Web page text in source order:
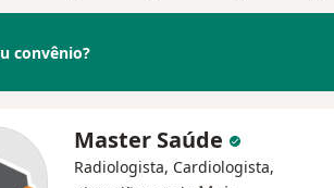
convênio?
Master Saúde
Radiologista, Cardiologista,